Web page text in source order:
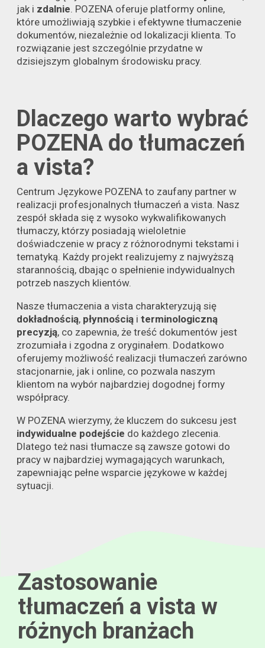
jak i zdalnie. POZENA oferuje platformy online,
które umożliwiają szybkie i efektywne tłumaczenie
dokumentów, niezależnie od lokalizacji klienta. To
rozwiązanie jest szczególnie przydatne w
dzisiejszym globalnym środowisku pracy.
Dlaczego warto wybrać
POZENA do tłumaczeń
a vista?
Centrum Językowe POZENA to zaufany partner w
realizacji profesjonalnych tłumaczeń a vista. Nasz
zespół składa się z wysoko wykwalifikowanych
tłumaczy, którzy posiadają wieloletnie
doświadczenie w pracy z różnorodnymi tekstami i
tematyką. Każdy projekt realizujemy z najwyższą
starannością, dbając o spełnienie indywidualnych
potrzeb naszych klientów.
Nasze tłumaczenia a vista charakteryzują się
dokładnością, płynnościąi terminologiczną
precyzją, co zapewnia, że treść dokumentów jest
zrozumiała i zgodna z oryginałem. Dodatkowo
oferujemy możliwość realizacji tłumaczeń zarówno
stacjonarnie, jak i online, co pozwala naszym
klientom na wybór najbardziej dogodnej formy
współpracy.
W POZENA wierzymy, że kluczem do sukcesu jest
indywidualne podejście do każdego zlecenia.
Dlatego też nasi tłumacze są zawsze gotowi do
pracy w najbardziej wymagających warunkach,
zapewniając pełne wsparcie językowe w każdej
sytuacji.
Zastosowanie
tłumaczeń a vista w
różnych branżach